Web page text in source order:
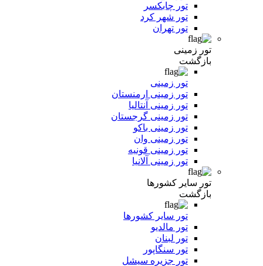
تور چابکسر
تور شهر کرد
تور تهران
تور زمینی
بازگشت
تور زمینی
تور زمینی ارمنستان
تور زمینی آنتالیا
تور زمینی گرجستان
تور زمینی باکو
تور زمینی وان
تور زمینی قونیه
تور زمینی آلانیا
تور سایر کشورها
بازگشت
تور سایر کشورها
تور مالدیو
تور لبنان
تور سنگاپور
تور جزیره سیشل